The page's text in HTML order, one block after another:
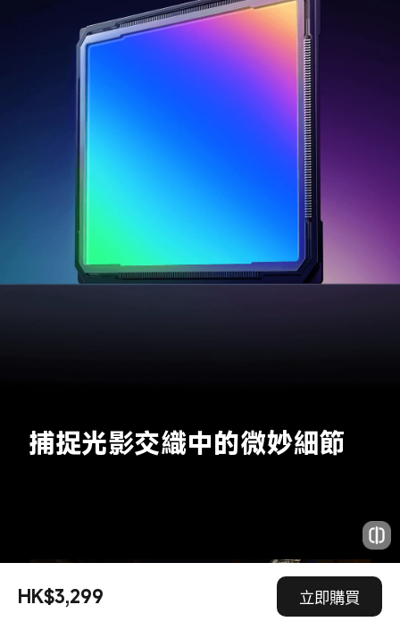
HK$3,299 立即購買
捕捉光影交織中的微妙細節